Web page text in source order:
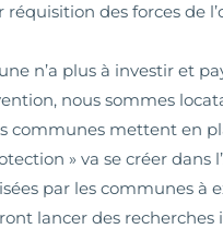
des forces de
n’a plus à investir et
nous sommes
communes mettent en
» va se créer dans
par les communes à
lancer des